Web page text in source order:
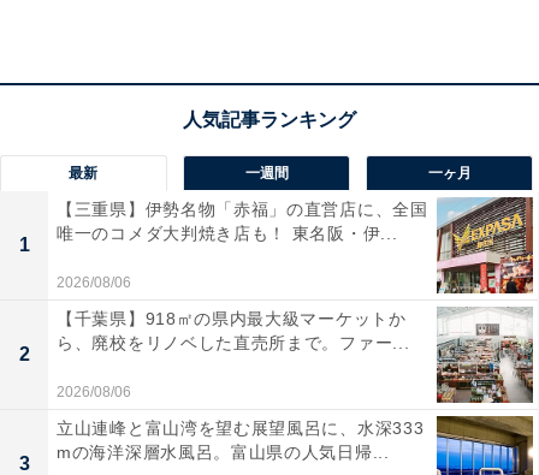
最新 一週間 一ヶ月
1
【三重県】伊勢名物「赤福」の直営店に、全国
唯一のコメダ大判焼き店も！ 東名阪・伊...
2026/08/06
2
【千葉県】918㎡の県内最大級マーケットか
ら、廃校をリノベした直売所まで。ファー...
2026/08/06
3
立山連峰と富山湾を望む展望風呂に、水深333
mの海洋深層水風呂。富山県の人気日帰...